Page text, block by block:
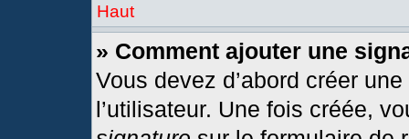
Haut
» Comment ajouter une
Vous devez d’abord créer
l’utilisateur. Une fois créée,